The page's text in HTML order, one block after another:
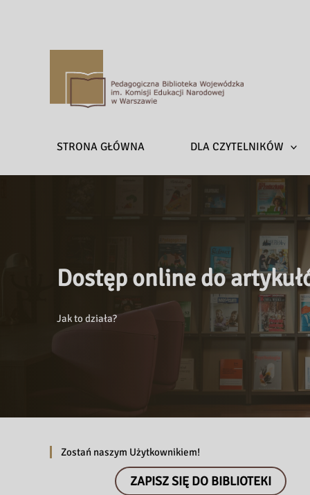
a
g
o
i
n
a
B
b
o
e
W
o
STRONA GŁÓWNA DLA CZYTELNIKÓW
Dostęp online do
Jak to działa?
Zostań naszym Użytkownikiem!
ZAPISZ SIĘ DO BIBLIOTEKI